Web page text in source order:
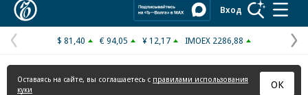
Вход
Предыдущая
страница
$ 81,40 € 94,05 ¥ 12,17 IMOEX 2286,88
Оставаясь на сайте, вы соглашаетесь с правилами использования
куки
ОК